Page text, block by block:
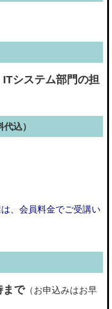
システム部門の担
込）
、会員料金でご受講い
で（お申込みはお早